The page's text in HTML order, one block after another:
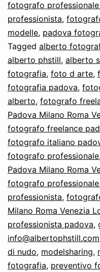
di
&
fotografo
professionista,
modelle, padova
Tagged alberto
alberto phstill, alberto
fotografia, foto d arte,
fotografia padova,
alberto, fotografo
Padova Milano Roma
fotografo freelance
fotografo italiano
fotografo professionale
Padova Milano Roma
fotografo
professionista,
Milano Roma Venezia
professionista padova,
info@albertophstill.com
di nudo, modelsharing,
fotografia, preventivo